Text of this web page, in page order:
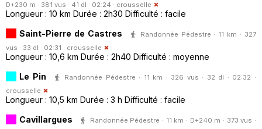
D+230 m · 381 vus · 41 dl · 02:24 · crousselle
Longueur : 10 km Durée : 2h30 Difficulté : facile
Saint-Pierre de Castres
Randonnée Pédestre · 11 km · 327
vus · 33 dl · 02:31 · crousselle
Longueur : 10,6 km Durée : 2h40 Difficulté : moyenne
Le Pin
Randonnée Pédestre · 11 km · 326 vus · 32 dl · 02:32 ·
crousselle
Longueur : 10,5 km Durée : 3 h Difficulté : facile
Cavillargues
Randonnée Pédestre · 11 km · D+240 m · 373 vus ·